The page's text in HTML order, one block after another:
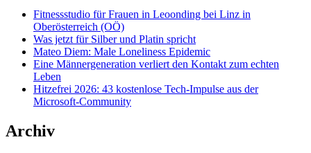
Fitnessstudio für Frauen in Leoonding bei Linz in
Oberösterreich (OÖ)
Was jetzt für Silber und Platin spricht
Mateo Diem: Male Loneliness Epidemic
Eine Männergeneration verliert den Kontakt zum echten
Leben
Hitzefrei 2026: 43 kostenlose Tech-Impulse aus der
Microsoft-Community
Archiv